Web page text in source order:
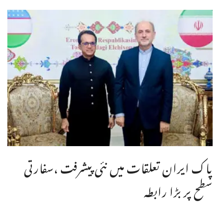
پاک ایران تعلقات میں نئی پیشرفت ،سفارتی
سطح پر بڑا رابطہ